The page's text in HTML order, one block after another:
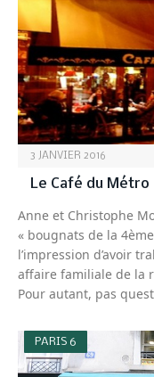
3 JANVIER 2016
Le Café du Métro
Anne et Christophe
« bougnats de la
l’impression d’avoir
affaire familiale de la
Pour autant, pas
PARIS 6